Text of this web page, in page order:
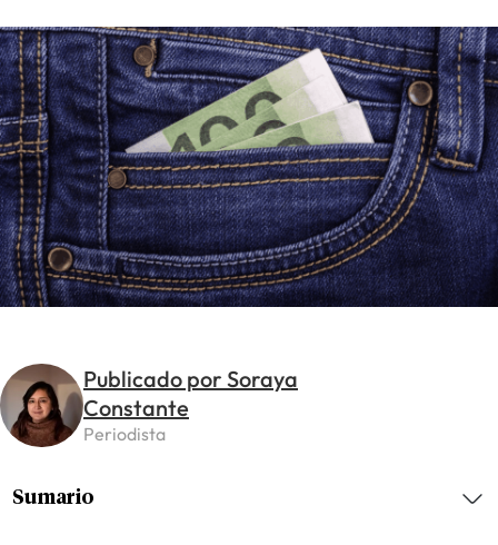
Publicado por Soraya
Constante
Periodista
Sumario